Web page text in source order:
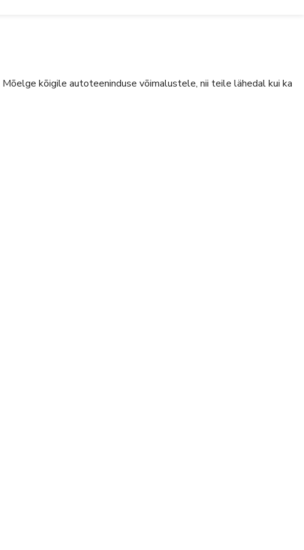
Mõelge kõigile autoteeninduse võimalustele, nii teile lähedal kui ka